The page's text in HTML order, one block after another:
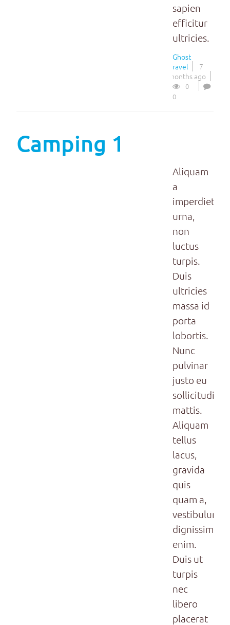
sapien
efficitur
ultricies.
Ghost
Travel
7
months ago
0
0
Camping 1
Aliquam
a
imperdiet
urna,
non
luctus
turpis.
Duis
ultricies
massa id
porta
lobortis.
Nunc
pulvinar
justo eu
sollicitudin
mattis.
Aliquam
tellus
lacus,
gravida
quis
quam a,
vestibulum
dignissim
enim.
Duis ut
turpis
nec
libero
placerat